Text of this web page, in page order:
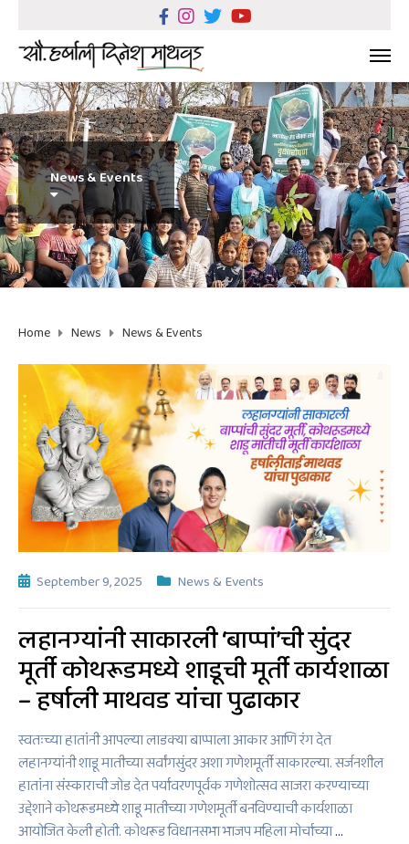
News & Events
Home News News & Events
September 9, 2025 News & Events
लहानग्यांनी साकारली ‘बाप्पां’ची सुंदर
मूर्ती कोथरूडमध्ये शाडूची मूर्ती कार्यशाळा
– हर्षाली माथवड यांचा पुढाकार
स्वतःच्या हातांनी आपल्या लाडक्या बाप्पाला आकार आणि रंग देत
लहानग्यांनी शाडू मातीच्या सर्वांगसुंदर अशा गणेशमूर्ती साकारल्या. सर्जनशील
हातांना संस्काराची जोड देत पर्यावरणपूर्वक गणेशोत्सव साजरा करण्याच्या
उद्देशाने कोथरूडमध्ये शाडू मातीच्या गणेशमूर्ती बनविण्याची कार्यशाळा
आयोजित केली होती. कोथरूड विधानसभा भाजप महिला मोर्चाच्या…